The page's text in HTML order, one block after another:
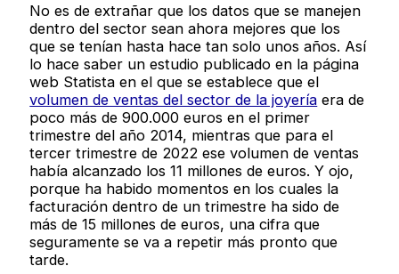
No es de extrañar que los datos que se manejen
dentro del sector sean ahora mejores que los
que se tenían hasta hace tan solo unos años. Así
lo hace saber un estudio publicado en la página
web Statista en el que se establece que el
volumen de ventas del sector de la joyería era de
poco más de 900.000 euros en el primer
trimestre del año 2014, mientras que para el
tercer trimestre de 2022 ese volumen de ventas
había alcanzado los 11 millones de euros. Y ojo,
porque ha habido momentos en los cuales la
facturación dentro de un trimestre ha sido de
más de 15 millones de euros, una cifra que
seguramente se va a repetir más pronto que
tarde.